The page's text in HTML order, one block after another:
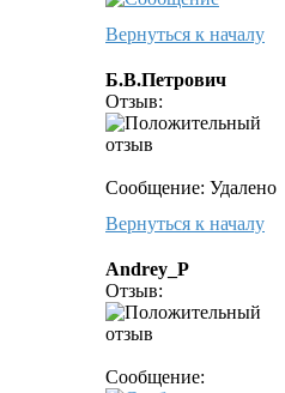
Вернуться к началу
Б.В.Петрович
Отзыв:
Сообщение: Удалено
Вернуться к началу
Andrey_P
Отзыв:
Сообщение: